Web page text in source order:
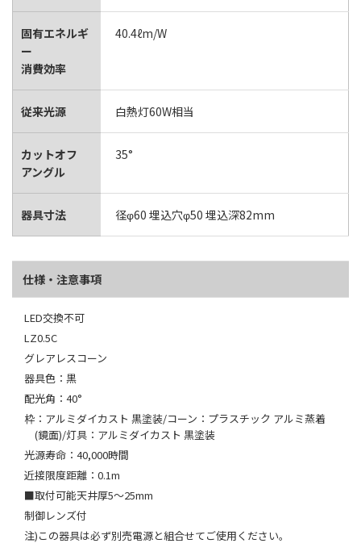
固有エネルギ
ー
消費効率
40.4ℓm/W
従来光源 白熱灯60W相当
カットオフ
アングル
35°
器具寸法 径φ60 埋込穴φ50 埋込深82mm
仕様・注意事項
LED交換不可
LZ0.5C
グレアレスコーン
器具色：黒
配光角：40°
枠：アルミダイカスト 黒塗装/コーン：プラスチック アルミ蒸着
(鏡面)/灯具：アルミダイカスト 黒塗装
光源寿命：40,000時間
近接限度距離：0.1m
■取付可能天井厚5～25mm
制御レンズ付
注)この器具は必ず別売電源と組合せてご使用ください。